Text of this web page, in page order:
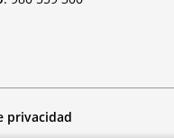
privacidad